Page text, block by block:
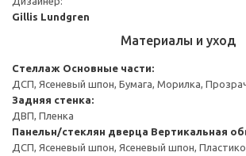
Gillis Lundgren
Материалы и уход
Стеллаж Основные части:
ДСП, Ясеневый шпон, Бумага, Морилка,
Задняя стенка:
ДВП, Пленка
Панельн/стеклян дверца Вертикальная
ДСП, Ясеневый шпон, Ясеневый шпон,